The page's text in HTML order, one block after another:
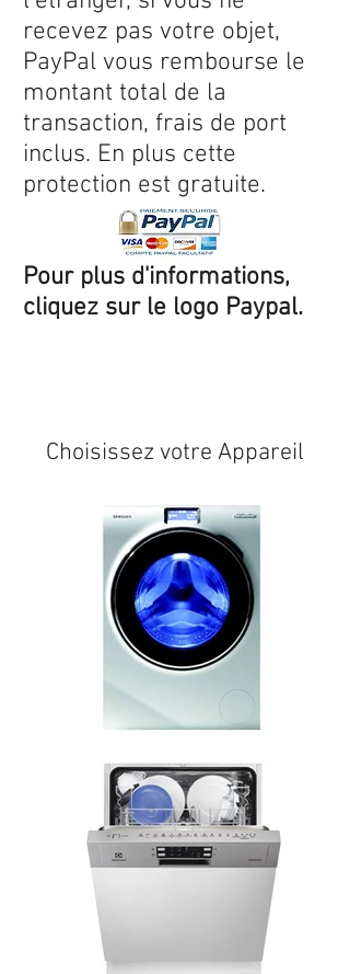
recevez pas votre objet,
PayPal vous rembourse le
montant total de la
transaction, frais de port
inclus. En plus cette
protection est gratuite.
Pour plus d'informations,
cliquez sur le logo Paypal.
Choisissez votre Appareil